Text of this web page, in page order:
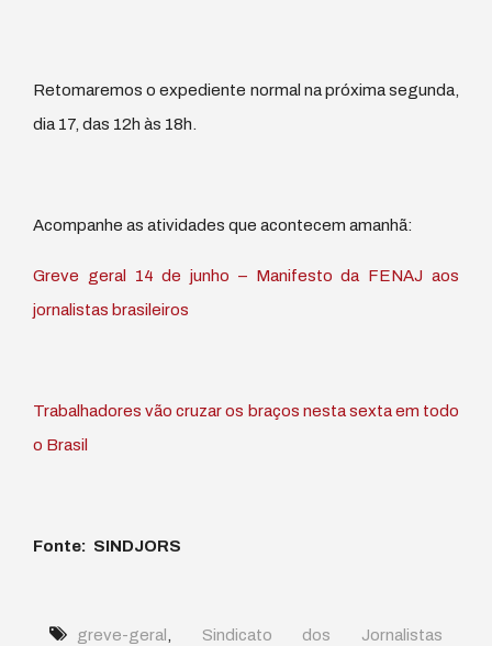
Retomaremos o expediente normal na próxima segunda,
dia 17, das 12h às 18h.
Acompanhe as atividades que acontecem amanhã:
Greve geral 14 de junho – Manifesto da FENAJ aos
jornalistas brasileiros
Trabalhadores vão cruzar os braços nesta sexta em todo
o Brasil
Fonte: SINDJORS
greve-geral
Sindicato dos Jornalistas